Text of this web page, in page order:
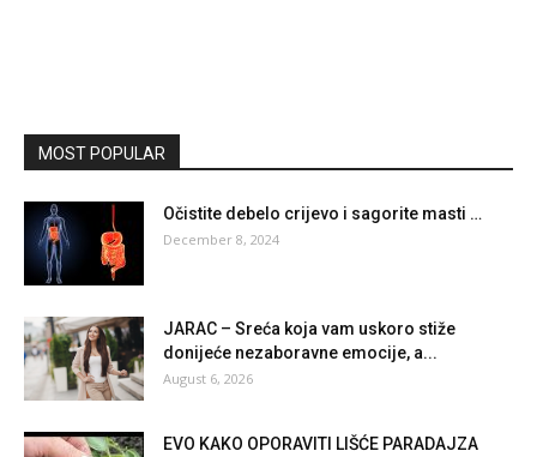
MOST POPULAR
Očistite debelo crijevo i sagorite masti …
December 8, 2024
JARAC – Sreća koja vam uskoro stiže
donijeće nezaboravne emocije, a...
August 6, 2026
EVO KAKO OPORAVITI LIŠĆE PARADAJZA